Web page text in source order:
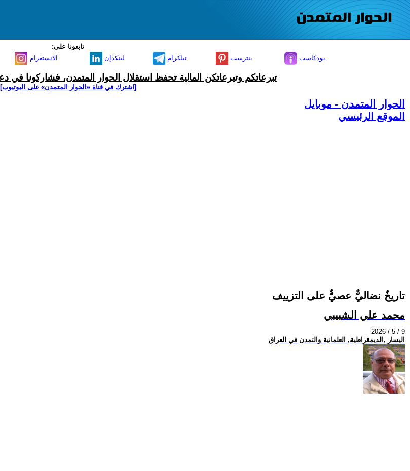
تابعونا على:
الانستغرام لينكدإن تيلكرام بنترست بودكاست
تبرعاتكم وتبرعاتكن المالية تحفظ استقلال الحوار المتمدن، فشاركونا في
[اشترك في قناة ‫«الحوار المتمدن» على اليوتيوب]
الحوار المتمدن - موبايل
الموقع الرئيسي
تاريخٌ نضاليٌّ عصيٌّ على التزييف
محمد علي الشبيبي
2026 / 5 / 9
اليسار ,الديمقراطية, العلمانية والتمدن في العراق